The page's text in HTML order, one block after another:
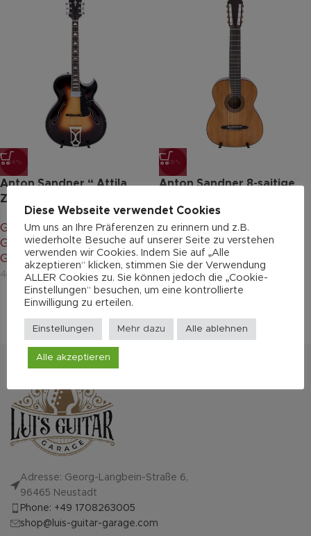
-14%
Anton Sandner “ Attila
Zoller AZ10”
Gitarren & Bässe, Archtop
Gitarre 6-saitig, Jazz-
Gitarre
Professionals
4.200,00€ 3.600,00 €
-18%
Anton Sandner 8-saitige
Gitarren & Bässe
Konzertgitarre 8-saitig
Professionals
2.882,00 € 2.350,00
Adresse: Georg-Langbein-Straße 6,
96465 Neustadt
Phone: +49 1708263005
shop@luis-guitar-garage.com
Diese Webseite verwendet Cookies
Um uns an Ihre Präferenzen zu erinnern und z.B.
wiederholte Besuche auf unserer Seite zu verstehen
verwenden wir Cookies. Indem Sie auf „Alle
akzeptieren“ klicken, stimmen Sie der Verwendung
ALLER Cookies zu. Sie können jedoch die „Cookie-
Einstellungen“ besuchen, um eine kontrollierte
Einwilligung zu erteilen.
Einstellungen Mehr dazu Alle ablehnen
Alle akzeptieren